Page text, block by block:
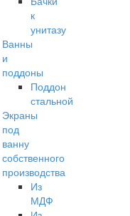
к
унитазу
Ванны
и
поддоны
Поддон
стальной
Экраны
под
ванну
собственного
производства
Из
МДФ